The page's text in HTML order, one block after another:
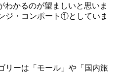
わかるのが望ましいと思いま
・コンポート①としていま
リーは「モール」や「国内旅